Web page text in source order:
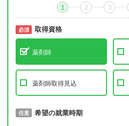
1 2 3
必須 取得資格
薬剤師
薬剤師取得見込
必須 取得予定年
任意 希望の就業時期